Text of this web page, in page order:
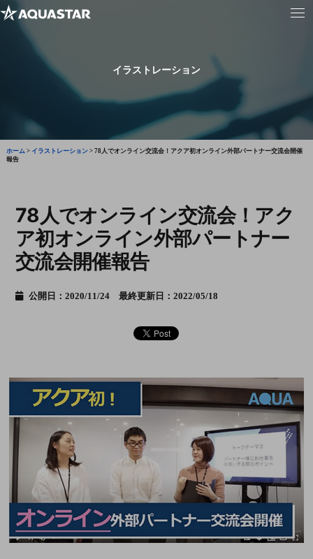
イラストレーション
ホーム> イラストレーション> 78人でオンライン交流会！アクア初オンライン外部パートナー交流会開催
報告
78人でオンライン交流会！アク
ア初オンライン外部パートナー
交流会開催報告
公開日：2020/11/24 最終更新日：2022/05/18